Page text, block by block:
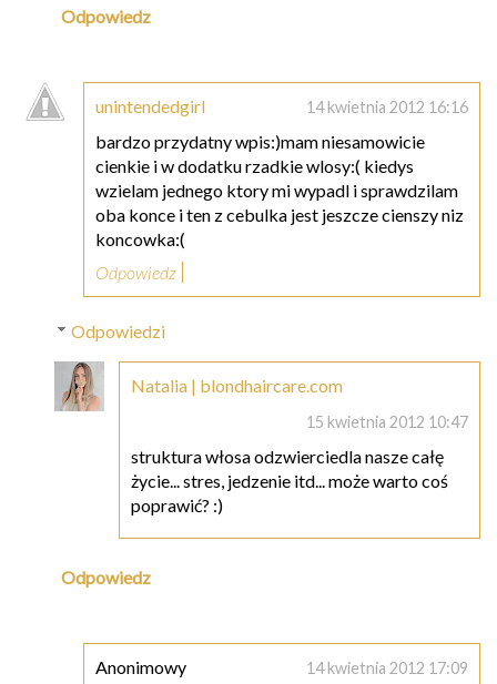
Odpowiedz
unintendedgirl 14 kwietnia 2012 16:16
bardzo przydatny wpis:)mam niesamowicie
cienkie i w dodatku rzadkie wlosy:( kiedys
wzielam jednego ktory mi wypadl i sprawdzilam
oba konce i ten z cebulka jest jeszcze cienszy niz
koncowka:(
Odpowiedz
Odpowiedzi
Natalia | blondhaircare.com
15 kwietnia 2012 10:47
struktura włosa odzwierciedla nasze całę
życie... stres, jedzenie itd... może warto coś
poprawić? :)
Odpowiedz
Anonimowy 14 kwietnia 2012 17:09